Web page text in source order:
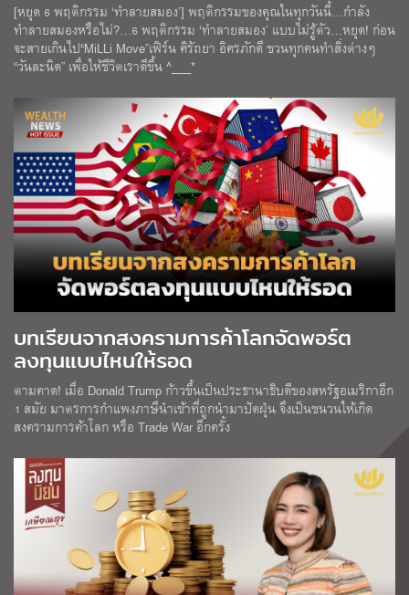
[หยุด 6 พฤติกรรม ‘ทำลายสมอง’] พฤติกรรมของคุณในทุกวันนี้…กำลัง
ทำลายสมองหรือไม่?…6 พฤติกรรม ‘ทำลายสมอง’ แบบไม่รู้ตัว…หยุด! ก่อน
จะสายเกินไป“MiLLi Move”เฟิร์น ศิรัถยา อิศรภักดี ชวนทุกคนทำสิ่งต่างๆ
“วันละนิด” เพื่อให้ชีวิตเราดีขึ้น ^___*
บทเรียนจากสงครามการค้าโลกจัดพอร์ต
ลงทุนแบบไหนให้รอด
ตามคาด! เมื่อ Donald Trump ก้าวขึ้นเป็นประธานาธิบดีของสหรัฐอเมริกาอีก
1 สมัย มาตรการกำแพงภาษีนำเข้าที่ถูกนำมาปัดฝุ่น จึงเป็นชนวนให้เกิด
สงครามการค้าโลก หรือ Trade War อีกครั้ง